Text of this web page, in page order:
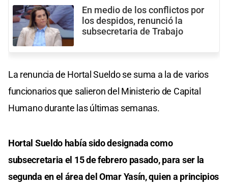
En medio de los conflictos por
los despidos, renunció la
subsecretaria de Trabajo
La renuncia de Hortal Sueldo se suma a la de varios
funcionarios que salieron del Ministerio de Capital
Humano durante las últimas semanas.
Hortal Sueldo había sido designada como
subsecretaria el 15 de febrero pasado, para ser la
segunda en el área del Omar Yasín, quien a principios